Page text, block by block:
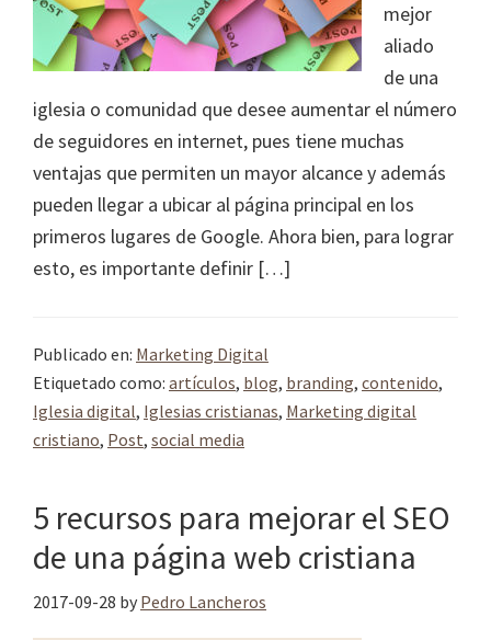
mejor
aliado
de una
iglesia o comunidad que desee aumentar el número
de seguidores en internet, pues tiene muchas
ventajas que permiten un mayor alcance y además
pueden llegar a ubicar al página principal en los
primeros lugares de Google. Ahora bien, para lograr
esto, es importante definir […]
Publicado en: Marketing Digital
Etiquetado como: artículos, blog, branding, contenido,
Iglesia digital, Iglesias cristianas, Marketing digital
cristiano, Post, social media
5 recursos para mejorar el SEO
de una página web cristiana
2017-09-28 by Pedro Lancheros